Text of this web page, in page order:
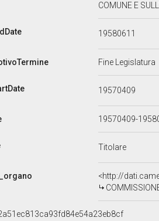
COMUNE E
19580611
Fine Legislatura
19570409
19570409-
Titolare
<http://
COMMISSIONE